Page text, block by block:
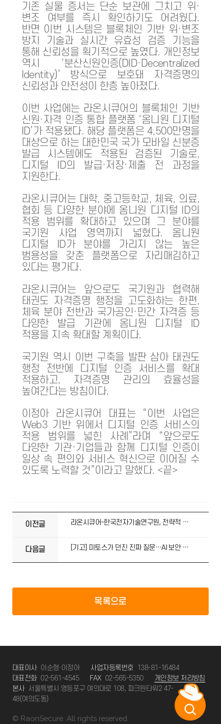
기존 실물 증서는 단순 보관에 그치고 위·
변조 여부를 즉시 확인하기도 어려웠다.
반면 이번 시스템은 블록체인 기반 위·변조
방지 기술과 실시간 유효성 검증 기능을
통해 신뢰성을 획기적으로 높였다. 개인정보
역시 ‘분산신원인증(DID·Decentralized
Identity)’ 방식으로 보호돼 자격증명의
신뢰성과 안전성이 한층 높아졌다.
이번 사업에는 라온시큐어의 블록체인 기반
신원·자격 인증 통합 플랫폼 ‘옴니원 디지털
ID’가 적용됐다. 해당 플랫폼은 4,500만명을
대상으로 하는 대한민국 국가 모바일 신분증
발급 시스템에도 적용된 검증된 기술로,
디지털 ID의 발급·저장·제출 전 과정을
지원한다.
라온시큐어는 대학, 중고등학교, 체육, 의료,
협회 등 다양한 분야에 옴니원 디지털 ID의
적용 범위를 확대하고 있으며 그 분야를
국기원 사업 영역까지 넓혔다. 옴니원
디지털 ID가 분야를 가리지 않는 높은
범용성을 갖춘 플랫폼으로 자리매김하고
있다는 평가다.
라온시큐어는 앞으로도 국기원과 협력해
태권도 자격증명 행정을 고도화하는 한편,
체육 분야 전반과 국가공인·민간 자격증 등
다양한 발급 기관에 옴니원 디지털 ID
적용을 지속 확대할 계획이다.
국기원 역시 이번 구축을 발판 삼아 태권도
행정 전반에 디지털 인증 서비스를 확대
적용하고, 자격증명 관리의 효율성을
높여간다는 방침이다.
이정아 라온시큐어 대표는 “이번 사업은
Web3 기반 위에서 디지털 인증 서비스의
적용 범위를 넓힌 사례”라며 “앞으로도
다양한 기관·기업들과 함께 디지털 인증이
일상 속 편의와 서비스 혁신으로 이어질 수
있도록 노력할 것”이라고 말했다. <끝>
이전글 라온시큐어-한국전자기술연구원, 전략적 연대…피지컬AI·데이터 보안 혁신 시동
다음글 [기고] 미토스가 던진 진짜 질문…AI 보안 주권
목록으로
대표이사 이순형·이정아 사업자등록번호
138-81-16484
대표전화 02-561-4545 FAX 02-565-5350
개인정보 처리방침
본사 서울특별시 영등포구 여의대로 108, 파크원타워2 47-
48(여의도동)
© RaonSecure. All rights reserved.